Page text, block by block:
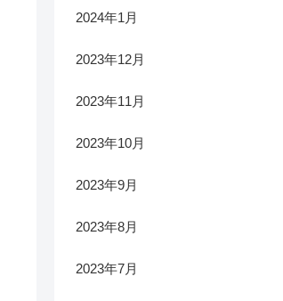
2024年1月
2023年12月
2023年11月
2023年10月
2023年9月
2023年8月
2023年7月